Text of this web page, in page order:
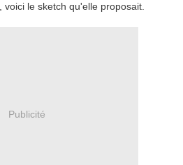
, voici le sketch qu'elle proposait.
Publicité